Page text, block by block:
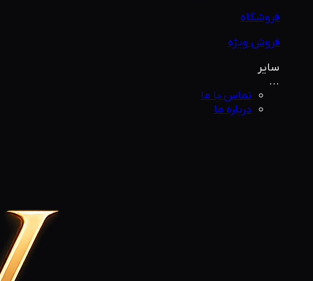
فروشگاه
فروش ویژه
سایر
...
تماس با ما
درباره ما